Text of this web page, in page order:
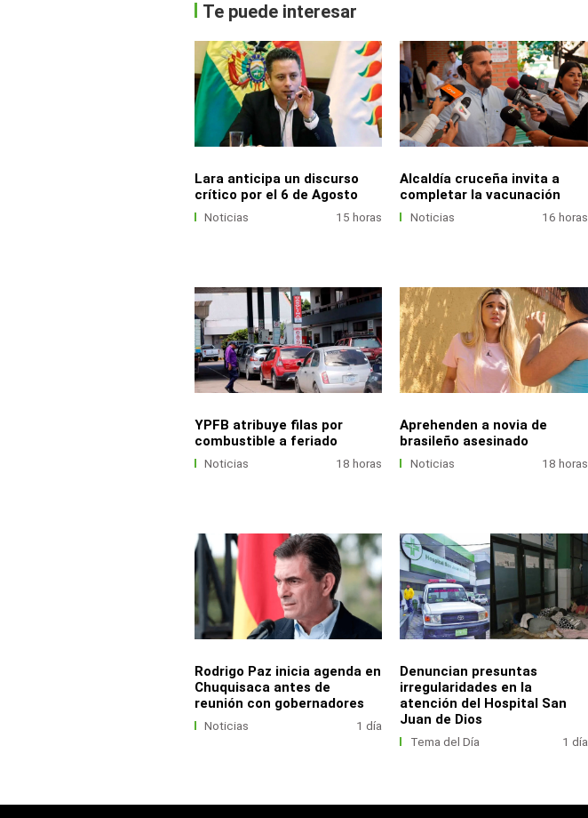
Te puede interesar
Lara anticipa un discurso
crítico por el 6 de Agosto
Noticias 15 horas
Alcaldía cruceña invita a
completar la vacunación
Noticias 16 horas
YPFB atribuye filas por
combustible a feriado
Noticias 18 horas
Aprehenden a novia de
brasileño asesinado
Noticias 18 horas
Rodrigo Paz inicia agenda en
Chuquisaca antes de
reunión con gobernadores
Noticias 1 día
Denuncian presuntas
irregularidades en la
atención del Hospital San
Juan de Dios
Tema del Día 1 día